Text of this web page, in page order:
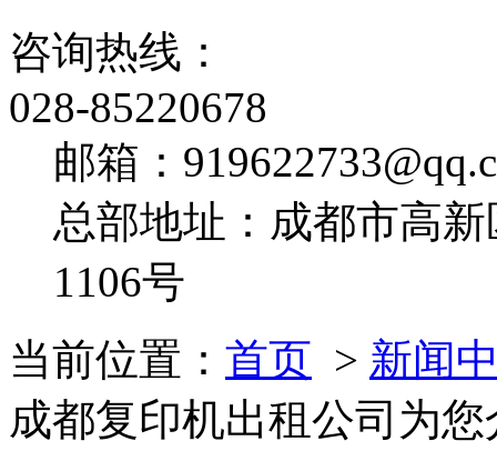
咨询热线：
028-85220678
邮箱：
总部地址：成都市高
1106号
当前位置： 首页 > 新闻
成都复印机出租公司为